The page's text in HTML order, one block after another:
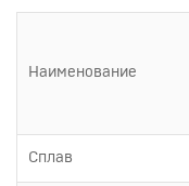
Наименование
Сплав